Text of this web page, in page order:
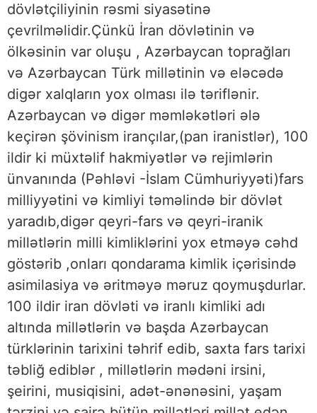
dövlətçiliyinin rəsmi siyasətinə
çevrilməlidir.Çünkü İran dövlətinin və
ölkəsinin var oluşu , Azərbaycan toprağları
və Azərbaycan Türk millətinin və eləcədə
digər xalqların yox olması ilə təriflənir.
Azərbaycan və digər məmləkətləri ələ
keçirən şövinism irançılar,(pan iranistlər), 100
ildir ki müxtəlif hakmiyətlər və rejimlərin
ünvanında (Pəhləvi -İslam Cümhuriyyəti)fars
milliyyətini və kimliyi təməlində bir dövlət
yaradıb,digər qeyri-fars və qeyri-iranik
millətlərin milli kimliklərini yox etməyə cəhd
göstərib ,onları qondarama kimlik içərisində
asimilasiya və əritməyə məruz qoymuşdurlar.
100 ildir iran dövləti və iranlı kimliki adı
altında millətlərin və başda Azərbaycan
türklərinin tarixini təhrif edib, saxta fars tarixi
təbliğ ediblər , millətlərin mədəni irsini,
şeirini, musiqisini, adət-ənənəsini, yaşam